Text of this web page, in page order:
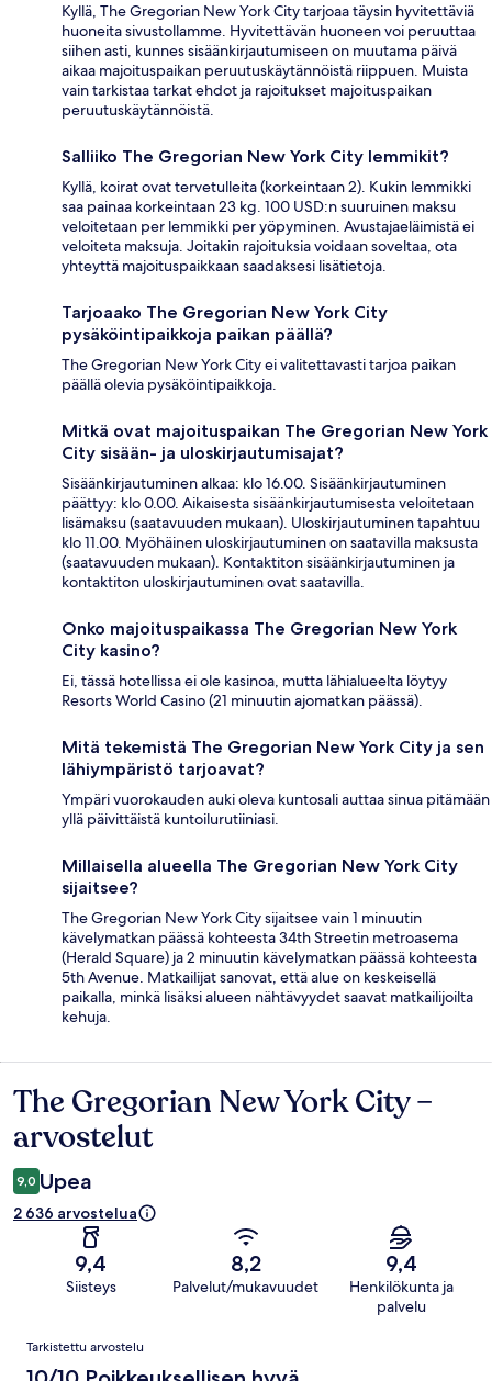
Kyllä, The Gregorian New York City tarjoaa täysin hyvitettäviä
huoneita sivustollamme. Hyvitettävän huoneen voi peruuttaa
siihen asti, kunnes sisäänkirjautumiseen on muutama päivä
aikaa majoituspaikan peruutuskäytännöistä riippuen. Muista
vain tarkistaa tarkat ehdot ja rajoitukset majoituspaikan
peruutuskäytännöistä.
Salliiko The Gregorian New York City lemmikit?
Kyllä, koirat ovat tervetulleita (korkeintaan 2). Kukin lemmikki
saa painaa korkeintaan 23 kg. 100 USD:n suuruinen maksu
veloitetaan per lemmikki per yöpyminen. Avustajaeläimistä ei
veloiteta maksuja. Joitakin rajoituksia voidaan soveltaa, ota
yhteyttä majoituspaikkaan saadaksesi lisätietoja.
Tarjoaako The Gregorian New York City
pysäköintipaikkoja paikan päällä?
The Gregorian New York City ei valitettavasti tarjoa paikan
päällä olevia pysäköintipaikkoja.
Mitkä ovat majoituspaikan The Gregorian New York
City sisään- ja uloskirjautumisajat?
Sisäänkirjautuminen alkaa: klo 16.00. Sisäänkirjautuminen
päättyy: klo 0.00. Aikaisesta sisäänkirjautumisesta veloitetaan
lisämaksu (saatavuuden mukaan). Uloskirjautuminen tapahtuu
klo 11.00. Myöhäinen uloskirjautuminen on saatavilla maksusta
(saatavuuden mukaan). Kontaktiton sisäänkirjautuminen ja
kontaktiton uloskirjautuminen ovat saatavilla.
Onko majoituspaikassa The Gregorian New York
City kasino?
Ei, tässä hotellissa ei ole kasinoa, mutta lähialueelta löytyy
Resorts World Casino (21 minuutin ajomatkan päässä).
Mitä tekemistä The Gregorian New York City ja sen
lähiympäristö tarjoavat?
Ympäri vuorokauden auki oleva kuntosali auttaa sinua pitämään
yllä päivittäistä kuntoilurutiiniasi.
Millaisella alueella The Gregorian New York City
sijaitsee?
The Gregorian New York City sijaitsee vain 1 minuutin
kävelymatkan päässä kohteesta 34th Streetin metroasema
(Herald Square) ja 2 minuutin kävelymatkan päässä kohteesta
5th Avenue. Matkailijat sanovat, että alue on keskeisellä
paikalla, minkä lisäksi alueen nähtävyydet saavat matkailijoilta
kehuja.
Arvostelut
The Gregorian New York City –
arvostelut
9,0 Upea
2 636 arvostelua
9,4
Siisteys
8,2
Palvelut/mukavuudet
9,4
Henkilökunta ja
palvelu
Arvostelut
Tarkistettu arvostelu